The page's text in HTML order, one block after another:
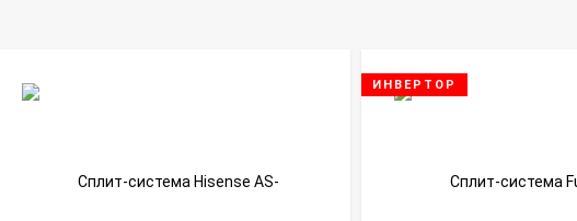
ИНВЕРТОР